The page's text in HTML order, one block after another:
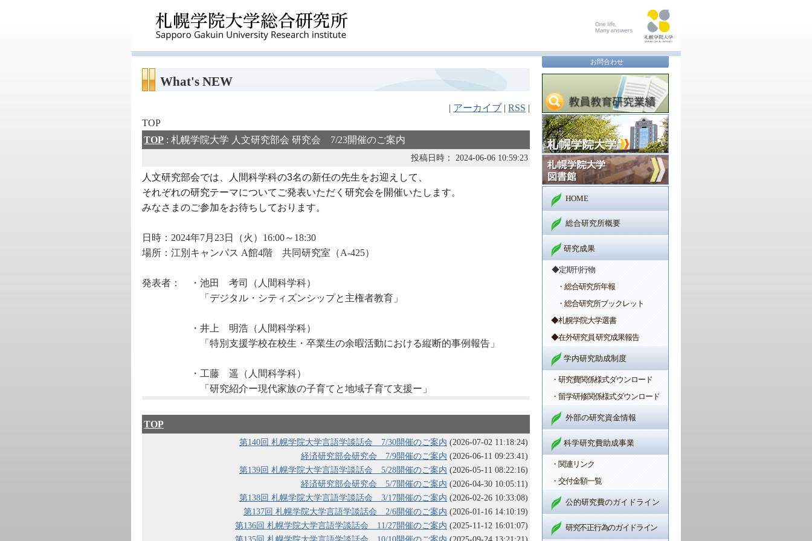
What's NEW
| アーカイブ | RSS |
TOP
TOP : 札幌学院大学 人文研究部会 研究会 7/23開催のご案内
投稿日時： 2024-06-06 10:59:23
人文研究部会では、人間科学科の3名の新任の先生をお迎えして、
それぞれの研究テーマについてご発表いただく研究会を開催いたします。
みなさまのご参加をお待ちしております。
日時：2024年7月23日（火）16:00～18:30
場所：江別キャンパス A館4階 共同研究室（A-425）
発表者： ・池田 考司（人間科学科）
「デジタル・シティズンシップと主権者教育」
・井上 明浩（人間科学科）
「特別支援学校在校生・卒業生の余暇活動における縦断的事例報告」
・工藤 遥（人間科学科）
「研究紹介ー現代家族の子育てと地域子育て支援ー」
TOP
第140回 札幌学院大学言語学談話会 7/30開催のご案内 (2026-07-02 11:18:24)
経済研究部会研究会 7/9開催のご案内 (2026-06-11 09:23:41)
第139回 札幌学院大学言語学談話会 5/28開催のご案内 (2026-05-11 08:22:16)
経済研究部会研究会 5/7開催のご案内 (2026-04-30 10:05:11)
第138回 札幌学院大学言語学談話会 3/17開催のご案内 (2026-02-26 10:33:08)
第137回 札幌学院大学言語学談話会 2/6開催のご案内 (2026-01-16 14:10:19)
第136回 札幌学院大学言語学談話会 11/27開催のご案内 (2025-11-12 16:01:07)
お問合わせ
HOME
総合研究所概要
研究成果
◆定期刊行物
・総合研究所年報
・総合研究所ブックレット
◆札幌学院大学選書
◆在外研究員 研究成果報告
学内研究助成制度
・研究費関係様式ダウンロード
・留学研修関係様式ダウンロード
外部の研究資金情報
科学研究費助成事業
・関連リンク
・交付金額一覧
公的研究費のガイドライン
研究不正行為のガイドライン